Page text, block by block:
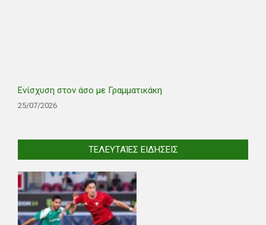
Ενίσχυση στον άσο με Γραμματικάκη
25/07/2026
ΤΕΛΕΥΤΑΊΕΣ ΕΙΔΉΣΕΙΣ